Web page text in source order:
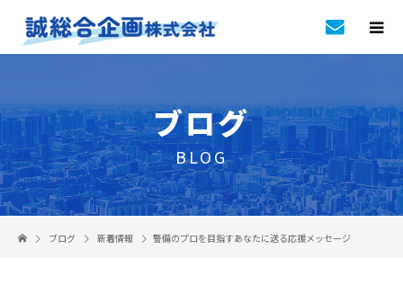
ブログ
BLOG
ブログ 新着情報 警備のプロを目指すあなたに送る応援メッセージ